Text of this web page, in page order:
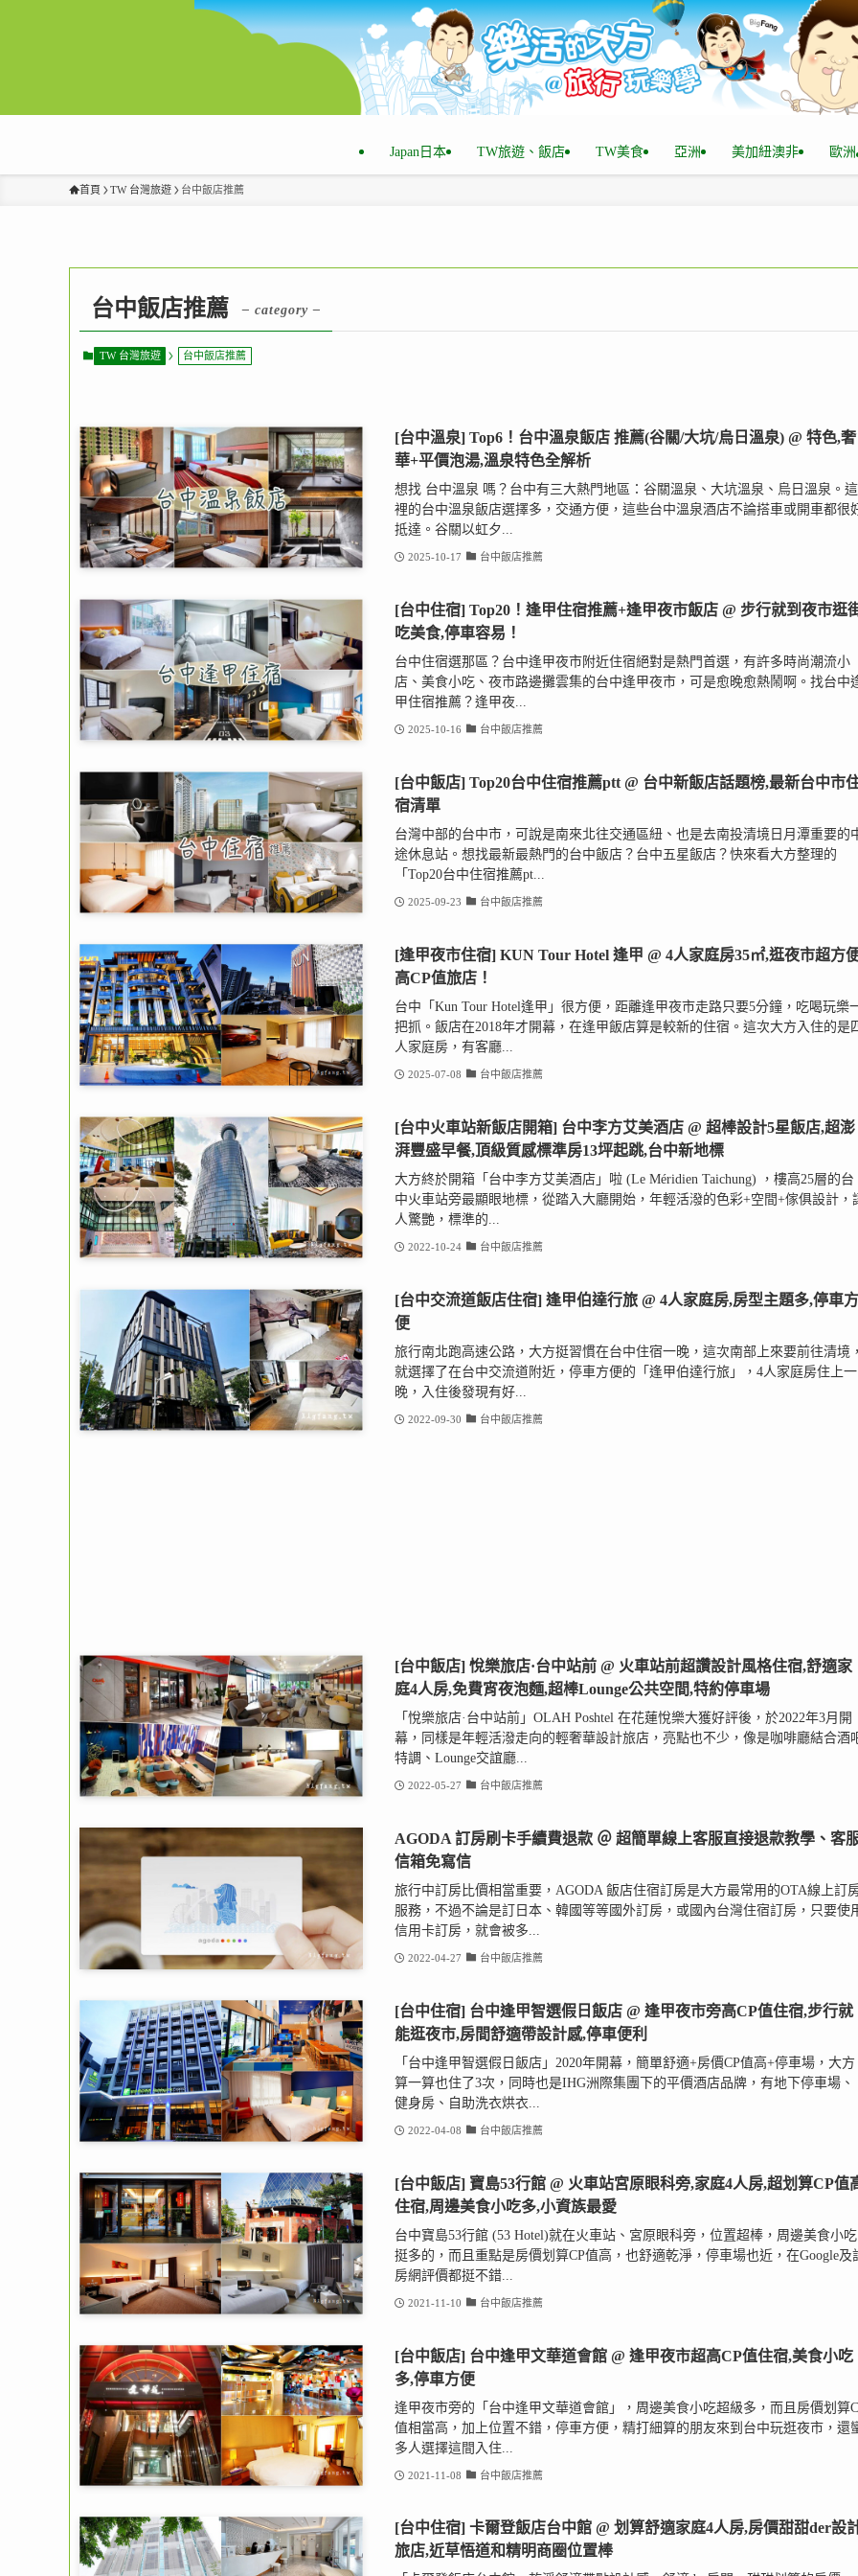
Japan日本 TW旅遊、飯店 TW美食 亞洲 美加紐澳非 歐洲
首頁 TW 台灣旅遊 台中飯店推薦
台中飯店推薦 – category –
TW 台灣旅遊 台中飯店推薦
[台中溫泉] Top6！台中溫泉飯店 推薦(谷關/大坑/烏日溫泉) @ 特色,奢
華+平價泡湯,溫泉特色全解析
想找 台中溫泉 嗎？台中有三大熱門地區：谷關溫泉、大坑溫泉、烏日溫泉。這
裡的台中溫泉飯店選擇多，交通方便，這些台中溫泉酒店不論搭車或開車都很
抵達。谷關以虹夕...
2025-10-17 台中飯店推薦
[台中住宿] Top20！逢甲住宿推薦+逢甲夜市飯店 @ 步行就到夜市逛
吃美食,停車容易！
台中住宿選那區？台中逢甲夜市附近住宿絕對是熱門首選，有許多時尚潮流小
店、美食小吃、夜市路邊攤雲集的台中逢甲夜市，可是愈晚愈熱鬧啊。找台中
甲住宿推薦？逢甲夜...
2025-10-16 台中飯店推薦
[台中飯店] Top20台中住宿推薦ptt @ 台中新飯店話題榜,最新台中市
宿清單
台灣中部的台中市，可說是南來北往交通區紐、也是去南投清境日月潭重要的
途休息站。想找最新最熱門的台中飯店？台中五星飯店？快來看大方整理的
「Top20台中住宿推薦pt...
2025-09-23 台中飯店推薦
[逢甲夜市住宿] KUN Tour Hotel 逢甲 @ 4人家庭房35㎡,逛夜市超方
高CP值旅店！
台中「Kun Tour Hotel逢甲」很方便，距離逢甲夜市走路只要5分鐘，吃喝玩樂
把抓。飯店在2018年才開幕，在逢甲飯店算是較新的住宿。這次大方入住的是
人家庭房，有客廳...
2025-07-08 台中飯店推薦
[台中火車站新飯店開箱] 台中李方艾美酒店 @ 超棒設計5星飯店,超澎
湃豐盛早餐,頂級質感標準房13坪起跳,台中新地標
大方終於開箱「台中李方艾美酒店」啦 (Le Méridien Taichung) ，樓高25層的台
中火車站旁最顯眼地標，從踏入大廳開始，年輕活潑的色彩+空間+傢俱設計，
人驚艷，標準的...
2022-10-24 台中飯店推薦
[台中交流道飯店住宿] 逢甲伯達行旅 @ 4人家庭房,房型主題多,停車方
便
旅行南北跑高速公路，大方挺習慣在台中住宿一晚，這次南部上來要前往清境，
就選擇了在台中交流道附近，停車方便的「逢甲伯達行旅」，4人家庭房住上一
晚，入住後發現有好...
2022-09-30 台中飯店推薦
[台中飯店] 悅樂旅店·台中站前 @ 火車站前超讚設計風格住宿,舒適家
庭4人房,免費宵夜泡麵,超棒Lounge公共空間,特約停車場
「悅樂旅店·台中站前」OLAH Poshtel 在花蓮悅樂大獲好評後，於2022年3月開
幕，同樣是年輕活潑走向的輕奢華設計旅店，亮點也不少，像是咖啡廳結合酒
特調、Lounge交誼廳...
2022-05-27 台中飯店推薦
AGODA 訂房刷卡手續費退款 ＠ 超簡單線上客服直接退款教學、客
信箱免寫信
旅行中訂房比價相當重要，AGODA 飯店住宿訂房是大方最常用的OTA線上訂
服務，不過不論是訂日本、韓國等等國外訂房，或國內台灣住宿訂房，只要使
信用卡訂房，就會被多...
2022-04-27 台中飯店推薦
[台中住宿] 台中逢甲智選假日飯店 @ 逢甲夜市旁高CP值住宿,步行就
能逛夜市,房間舒適帶設計感,停車便利
「台中逢甲智選假日飯店」2020年開幕，簡單舒適+房價CP值高+停車場，大方
算一算也住了3次，同時也是IHG洲際集團下的平價酒店品牌，有地下停車場、
健身房、自助洗衣烘衣...
2022-04-08 台中飯店推薦
[台中飯店] 寶島53行館 @ 火車站宮原眼科旁,家庭4人房,超划算CP值
住宿,周邊美食小吃多,小資族最愛
台中寶島53行館 (53 Hotel)就在火車站、宮原眼科旁，位置超棒，周邊美食小吃
挺多的，而且重點是房價划算CP值高，也舒適乾淨，停車場也近，在Google及
房網評價都挺不錯...
2021-11-10 台中飯店推薦
[台中飯店] 台中逢甲文華道會館 @ 逢甲夜市超高CP值住宿,美食小吃
多,停車方便
逢甲夜市旁的「台中逢甲文華道會館」，周邊美食小吃超級多，而且房價划算
值相當高，加上位置不錯，停車方便，精打細算的朋友來到台中玩逛夜市，還
多人選擇這間入住...
2021-11-08 台中飯店推薦
[台中住宿] 卡爾登飯店台中館 @ 划算舒適家庭4人房,房價甜甜der設
旅店,近草悟道和精明商圈位置棒